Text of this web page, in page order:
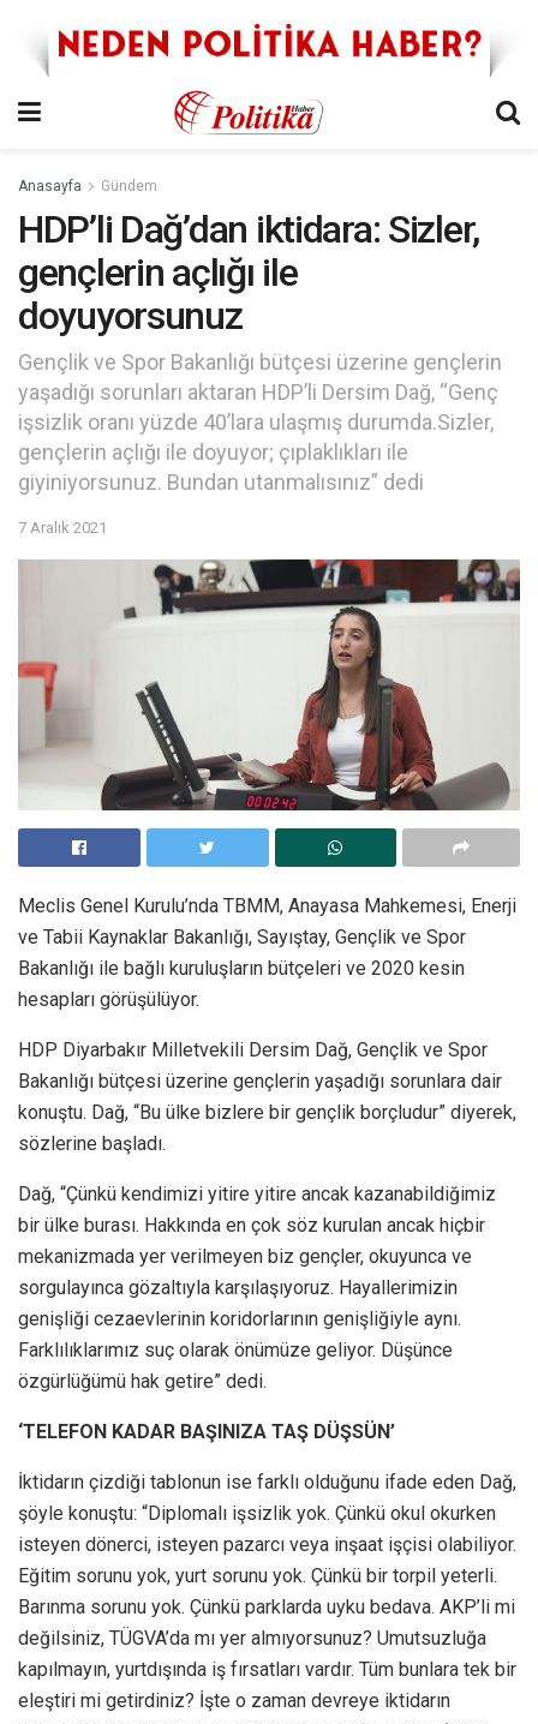
Anasayfa Gündem
HDP’li Dağ’dan iktidara: Sizler,
gençlerin açlığı ile
doyuyorsunuz
Gençlik ve Spor Bakanlığı bütçesi üzerine gençlerin
yaşadığı sorunları aktaran HDP’li Dersim Dağ, “Genç
işsizlik oranı yüzde 40’lara ulaşmış durumda.Sizler,
gençlerin açlığı ile doyuyor; çıplaklıkları ile
giyiniyorsunuz. Bundan utanmalısınız” dedi
7 Aralık 2021
Meclis Genel Kurulu’nda TBMM, Anayasa Mahkemesi, Enerji
ve Tabii Kaynaklar Bakanlığı, Sayıştay, Gençlik ve Spor
Bakanlığı ile bağlı kuruluşların bütçeleri ve 2020 kesin
hesapları görüşülüyor.
HDP Diyarbakır Milletvekili Dersim Dağ, Gençlik ve Spor
Bakanlığı bütçesi üzerine gençlerin yaşadığı sorunlara dair
konuştu. Dağ, “Bu ülke bizlere bir gençlik borçludur” diyerek,
sözlerine başladı.
Dağ, “Çünkü kendimizi yitire yitire ancak kazanabildiğimiz
bir ülke burası. Hakkında en çok söz kurulan ancak hiçbir
mekanizmada yer verilmeyen biz gençler, okuyunca ve
sorgulayınca gözaltıyla karşılaşıyoruz. Hayallerimizin
genişliği cezaevlerinin koridorlarının genişliğiyle aynı.
Farklılıklarımız suç olarak önümüze geliyor. Düşünce
özgürlüğümü hak getire” dedi.
‘TELEFON KADAR BAŞINIZA TAŞ DÜŞSÜN’
İktidarın çizdiği tablonun ise farklı olduğunu ifade eden Dağ,
şöyle konuştu: “Diplomalı işsizlik yok. Çünkü okul okurken
isteyen dönerci, isteyen pazarcı veya inşaat işçisi olabiliyor.
Eğitim sorunu yok, yurt sorunu yok. Çünkü bir torpil yeterli.
Barınma sorunu yok. Çünkü parklarda uyku bedava. AKP’li mi
değilsiniz, TÜGVA’da mı yer almıyorsunuz? Umutsuzluğa
kapılmayın, yurtdışında iş fırsatları vardır. Tüm bunlara tek bir
eleştiri mi getirdiniz? İşte o zaman devreye iktidarın